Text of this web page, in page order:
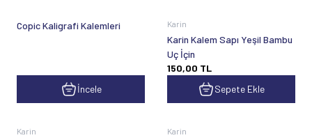
Copic Kaligrafi Kalemleri
İncele
Karin
Karin Kalem Sapı Yeşil Bambu
Uç İçin
150,00 TL
Sepete Ekle
Karin Karin